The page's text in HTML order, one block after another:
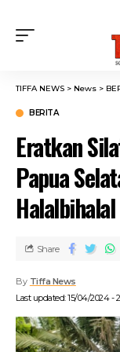
TIFFA NEWS > News >
BERITA
Eratkan
Papua
Halalbihalal
Last updated: 15/04/2024 -
By Tiffa News
Share